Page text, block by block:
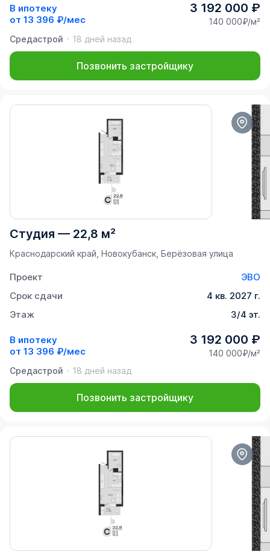
В ипотеку
от 13 396 ₽/мес
3 192 000 ₽
140 000₽/м²
Средастрой
18 дней назад
Позвонить застройщику
Студия — 22,8 м²
Краснодарский край, Новокубанск, Берёзовая улица
Проект
ЭВО
Срок сдачи
4 кв. 2027 г.
Этаж
3/4 эт.
В ипотеку
от 13 396 ₽/мес
3 192 000 ₽
140 000₽/м²
Средастрой
18 дней назад
Позвонить застройщику